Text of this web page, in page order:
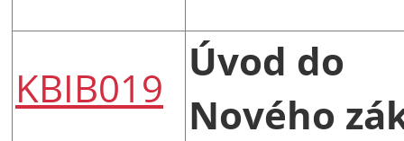
KBIB019
Úvod do
Nového